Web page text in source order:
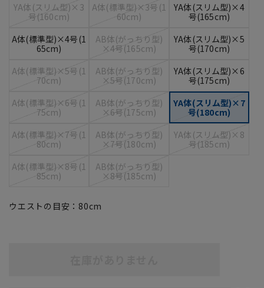
YA体(スリム型)×3
号(160cm)
A体(標準型)×3号(1
60cm)
YA体(スリム型)×4
号(165cm)
A体(標準型)×4号(1
65cm)
AB体(がっちり型)
×4号(165cm)
YA体(スリム型)×5
号(170cm)
A体(標準型)×5号(1
70cm)
AB体(がっちり型)
×5号(170cm)
YA体(スリム型)×6
号(175cm)
A体(標準型)×6号(1
75cm)
AB体(がっちり型)
×6号(175cm)
YA体(スリム型)×7
号(180cm)
A体(標準型)×7号(1
80cm)
AB体(がっちり型)
×7号(180cm)
YA体(スリム型)×8
号(185cm)
A体(標準型)×8号(1
85cm)
AB体(がっちり型)
×8号(185cm)
ウエストの目安： 80cm